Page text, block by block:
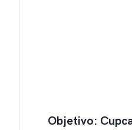
Objetivo: